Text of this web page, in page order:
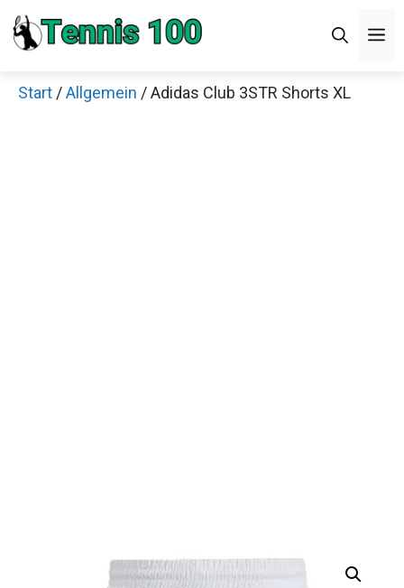
Zum
Inhalt
Start /Allgemein / Adidas Club 3STR Shorts XL